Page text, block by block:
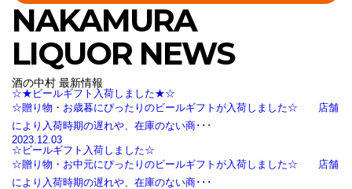
NAKAMURA
LIQUOR NEWS
酒の中村 最新情報
☆★ビールギフト入荷しました★☆
☆贈り物・お歳暮にぴったりのビールギフトが入荷しました☆ 店舗
により入荷時期の遅れや、在庫のない商･･･
2023.12.03
☆ビールギフト入荷しました☆
☆贈り物・お中元にぴったりのビールギフトが入荷しました☆ 店舗
により入荷時期の遅れや、在庫のない商･･･